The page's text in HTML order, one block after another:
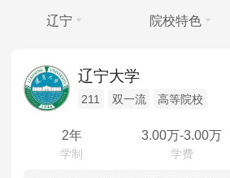
考试真题
招生简章
MEM工程管理
院校库 考试报名 招生政策
考试真题
招生简章
辽宁
北京
院校特色
211
全部
全部
辽宁大学
211 双一流 高等院校
2年 3.00万-3.00万